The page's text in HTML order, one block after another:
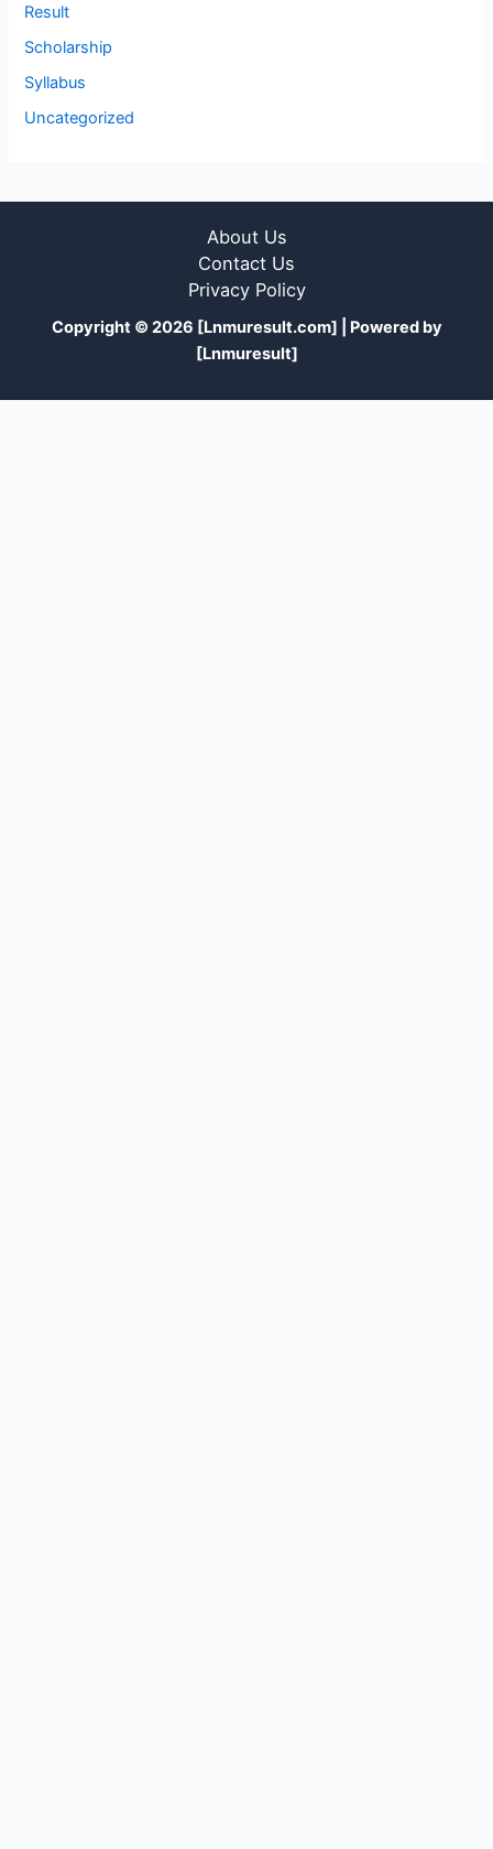
Result
Scholarship
Syllabus
Uncategorized
About Us
Contact Us
Privacy Policy
Copyright © 2026 [Lnmuresult.com] | Powered by
[Lnmuresult]